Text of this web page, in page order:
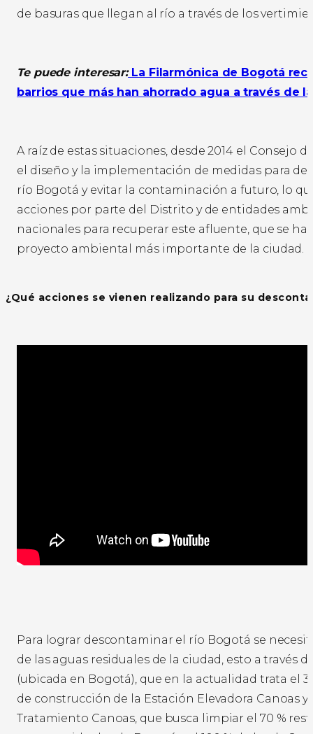
de basuras que llegan al río a través de los
Te puede interesar: La Filarmónica de Bogotá
barrios que más han ahorrado agua a través de
A raíz de estas situaciones, desde 2014 el Consejo
el diseño y la implementación de medidas para
río Bogotá y evitar la contaminación a futuro, lo
acciones por parte del Distrito y de entidades
nacionales para recuperar este afluente, que se
proyecto ambiental más importante de la ciudad.
¿Qué acciones se vienen realizando para su
Para lograr descontaminar el río Bogotá se
de las aguas residuales de la ciudad, esto a través
(ubicada en Bogotá), que en la actualidad trata el
de construcción de la Estación Elevadora Canoas y
Tratamiento Canoas, que busca limpiar el 70 %